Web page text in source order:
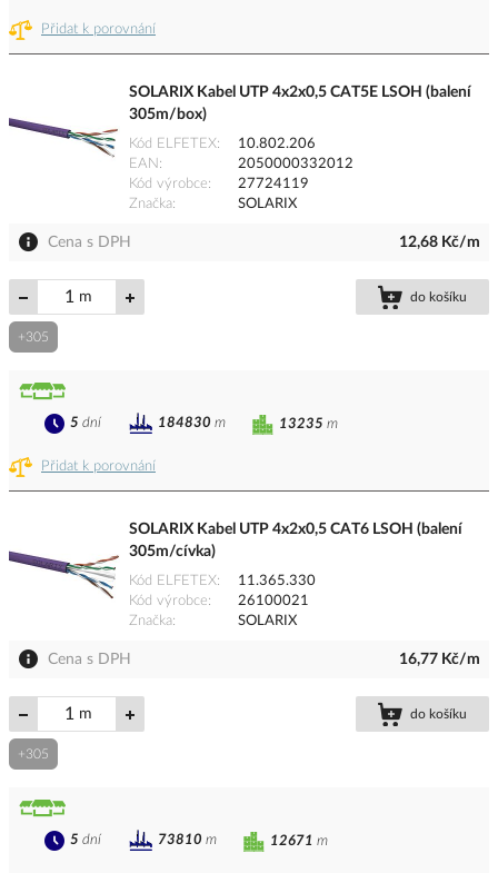
Přidat k porovnání
SOLARIX Kabel UTP 4x2x0,5 CAT5E LSOH (balení
305m/box)
Kód ELFETEX
10.802.206
EAN
2050000332012
Kód výrobce
27724119
Značka
SOLARIX
Cena s DPH 12,68 Kč/m
m do košíku
+305
Přidat k porovnání
13235 m
5 dní 184830 m
SOLARIX Kabel UTP 4x2x0,5 CAT6 LSOH (balení
305m/cívka)
Kód ELFETEX
11.365.330
Kód výrobce
26100021
Značka
SOLARIX
Cena s DPH 16,77 Kč/m
m do košíku
+305
12671 m
5 dní 73810 m